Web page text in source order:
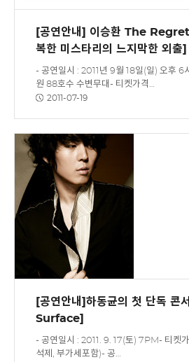
[공연안내] 이승환 The
복한 미스타리의 느지막한 외출]
- 공연일시 : 2011년 9월 18일(일) 오후 6
원 88호수 수변무대- 티켓가격…
2011-07-19
[공연안내]하동균의 첫 단독
Surface]
- 공연일시 : 2011. 9. 17(토) 7PM- 티켓
석제, 부가세포함)- 공…